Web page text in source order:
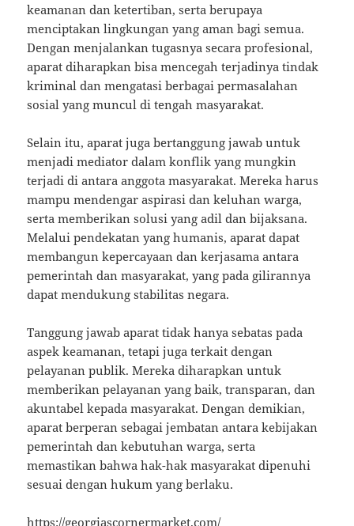
keamanan dan ketertiban, serta berupaya
menciptakan lingkungan yang aman bagi semua.
Dengan menjalankan tugasnya secara profesional,
aparat diharapkan bisa mencegah terjadinya tindak
kriminal dan mengatasi berbagai permasalahan
sosial yang muncul di tengah masyarakat.
Selain itu, aparat juga bertanggung jawab untuk
menjadi mediator dalam konflik yang mungkin
terjadi di antara anggota masyarakat. Mereka harus
mampu mendengar aspirasi dan keluhan warga,
serta memberikan solusi yang adil dan bijaksana.
Melalui pendekatan yang humanis, aparat dapat
membangun kepercayaan dan kerjasama antara
pemerintah dan masyarakat, yang pada gilirannya
dapat mendukung stabilitas negara.
Tanggung jawab aparat tidak hanya sebatas pada
aspek keamanan, tetapi juga terkait dengan
pelayanan publik. Mereka diharapkan untuk
memberikan pelayanan yang baik, transparan, dan
akuntabel kepada masyarakat. Dengan demikian,
aparat berperan sebagai jembatan antara kebijakan
pemerintah dan kebutuhan warga, serta
memastikan bahwa hak-hak masyarakat dipenuhi
sesuai dengan hukum yang berlaku.
https://georgiascornermarket.com/